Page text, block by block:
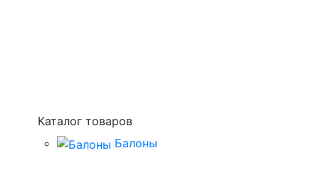
Каталог товаров
Балоны